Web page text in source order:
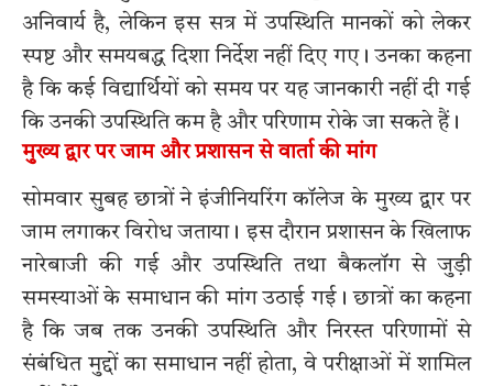
अनिवार्य है, लेकिन इस सत्र में उपस्थिति मानकों को लेकर
स्पष्ट और समयबद्ध दिशा निर्देश नहीं दिए गए। उनका कहना
है कि कई विद्यार्थियों को समय पर यह जानकारी नहीं दी गई
कि उनकी उपस्थिति कम है और परिणाम रोके जा सकते हैं।
मुख्य द्वार पर जाम और प्रशासन से वार्ता की मांग
सोमवार सुबह छात्रों ने इंजीनियरिंग कॉलेज के मुख्य द्वार पर
जाम लगाकर विरोध जताया। इस दौरान प्रशासन के खिलाफ
नारेबाजी की गई और उपस्थिति तथा बैकलॉग से जुड़ी
समस्याओं के समाधान की मांग उठाई गई। छात्रों का कहना
है कि जब तक उनकी उपस्थिति और निरस्त परिणामों से
संबंधित मुद्दों का समाधान नहीं होता, वे परीक्षाओं में शामिल